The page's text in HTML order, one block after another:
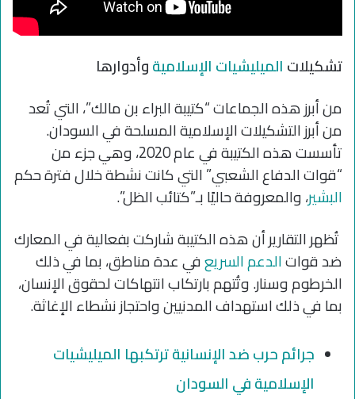
تشكيلات الميليشيات الإسلاميةوأدوارها
من أبرز هذه الجماعات “كتيبة البراء بن مالك”، التي تُعد
من أبرز التشكيلات الإسلامية المسلحة في السودان.
تأسست هذه الكتيبة في عام 2020، وهي جزء من
“قوات الدفاع الشعبي” التي كانت نشطة خلال فترة حكم
البشير، والمعروفة حاليًا بـ”كتائب الظل”.
تُظهر التقارير أن هذه الكتيبة شاركت بفعالية في المعارك
ضد قواتالدعم السريعفي عدة مناطق، بما في ذلك
الخرطوم وسنار. وتُتهم بارتكاب انتهاكات لحقوق الإنسان،
بما في ذلك استهداف المدنيين واحتجاز نشطاء الإغاثة.
جرائم حرب ضد الإنسانية ترتكبها الميليشيات
الإسلامية في السودان